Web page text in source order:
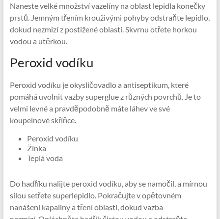
Naneste velké množství vazelíny na oblast lepidla konečky
prstů. Jemným třením krouživými pohyby odstraňte lepidlo,
dokud nezmizí z postižené oblasti. Skvrnu otřete horkou
vodou a utěrkou.
Peroxid vodíku
Peroxid vodíku je okysličovadlo a antiseptikum, které
pomáhá uvolnit vazby superglue z různých povrchů. Je to
velmi levné a pravděpodobně máte láhev ve své
koupelnové skříňce.
Peroxid vodíku
Žínka
Teplá voda
Do hadříku nalijte peroxid vodíku, aby se namočil, a mírnou
silou setřete superlepidlo. Pokračujte v opětovném
nanášení kapaliny a tření oblasti, dokud vazba